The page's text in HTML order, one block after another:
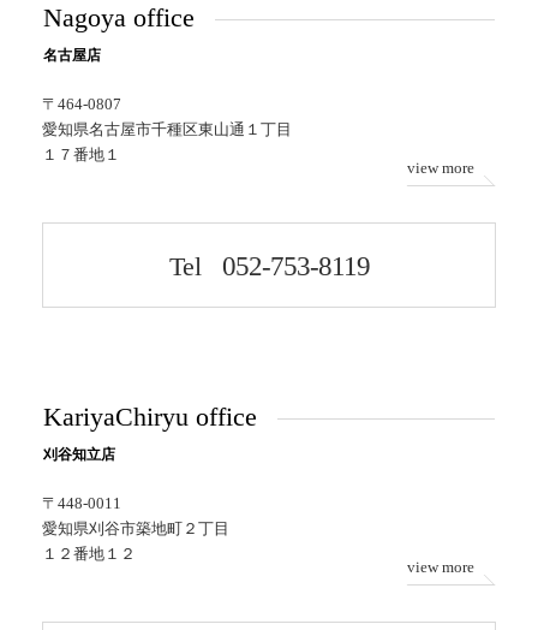
Nagoya office
名古屋店
〒464-0807
愛知県名古屋市千種区東山通１丁目
１７番地１
view more
Tel 052-753-8119
KariyaChiryu office
刈谷知立店
〒448-0011
愛知県刈谷市築地町２丁目
１２番地１２
view more